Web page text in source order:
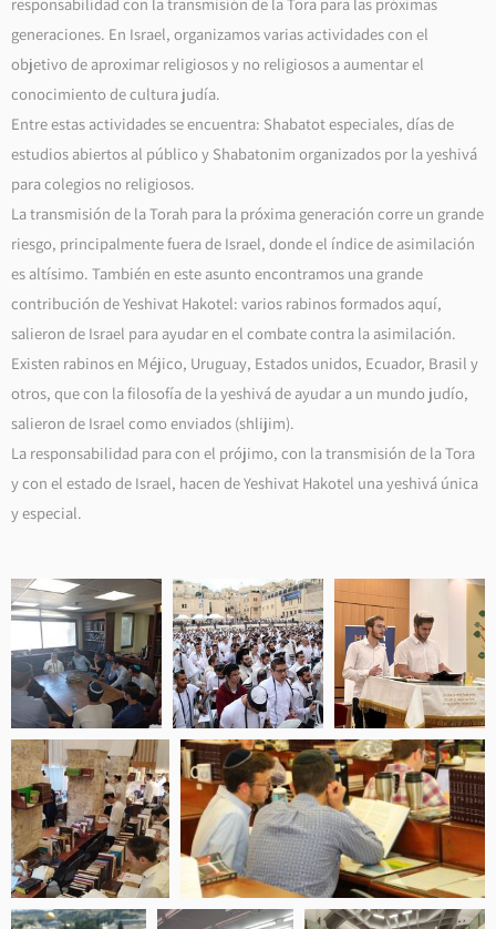
generaciones. En Israel, organizamos varias actividades con el
objetivo de aproximar religiosos y no religiosos a aumentar el
conocimiento de cultura judía.
Entre estas actividades se encuentra: Shabatot especiales, días de
estudios abiertos al público y Shabatonim organizados por la yeshivá
para colegios no religiosos.
La transmisión de la Torah para la próxima generación corre un grande
riesgo, principalmente fuera de Israel, donde el índice de asimilación
es altísimo. También en este asunto encontramos una grande
contribución de Yeshivat Hakotel: varios rabinos formados aquí,
salieron de Israel para ayudar en el combate contra la asimilación.
Existen rabinos en Méjico, Uruguay, Estados unidos, Ecuador, Brasil y
otros, que con la filosofía de la yeshivá de ayudar a un mundo judío,
salieron de Israel como enviados (shlijim).
La responsabilidad para con el prójimo, con la transmisión de la Tora
y con el estado de Israel, hacen de Yeshivat Hakotel una yeshivá única
y especial.